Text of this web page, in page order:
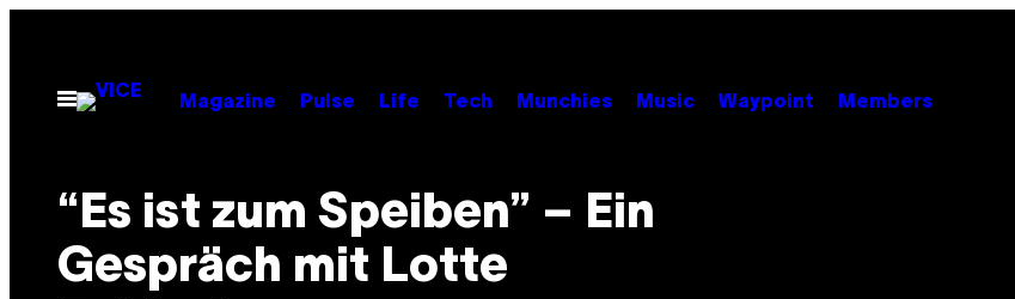
contentOpen
Menu
Magazine Pulse Life Tech Munchies Music Waypoint Members
“Es ist zum Speiben” – Ein
Gespräch mit Lotte